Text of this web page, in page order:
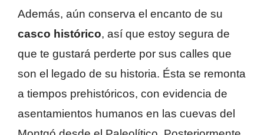
Además, aún conserva el encanto de su
casco histórico, así que estoy segura de
que te gustará perderte por sus calles que
son el legado de su historia. Ésta se remonta
a tiempos prehistóricos, con evidencia de
asentamientos humanos en las cuevas del